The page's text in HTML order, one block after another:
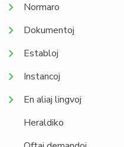
Normaro
Dokumentoj
Establoj
Instancoj
En aliaj lingvoj
Heraldiko